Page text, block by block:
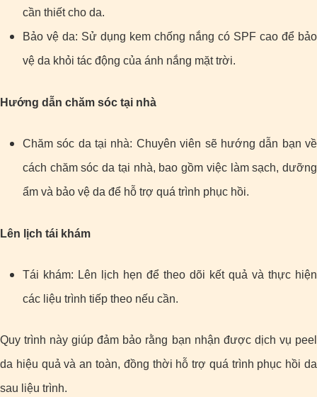
cần thiết cho da.
Bảo vệ da: Sử dụng kem chống nắng có SPF cao để bảo
vệ da khỏi tác động của ánh nắng mặt trời.
Hướng dẫn chăm sóc tại nhà
Chăm sóc da tại nhà: Chuyên viên sẽ hướng dẫn bạn về
cách chăm sóc da tại nhà, bao gồm việc làm sạch, dưỡng
ẩm và bảo vệ da để hỗ trợ quá trình phục hồi.
Lên lịch tái khám
Tái khám: Lên lịch hẹn để theo dõi kết quả và thực hiện
các liệu trình tiếp theo nếu cần.
Quy trình này giúp đảm bảo rằng bạn nhận được dịch vụ peel
da hiệu quả và an toàn, đồng thời hỗ trợ quá trình phục hồi da
sau liệu trình.